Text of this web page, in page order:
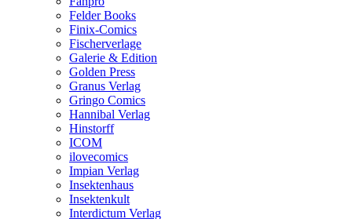
Felder Books
Finix-Comics
Fischerverlage
Galerie & Edition
Golden Press
Granus Verlag
Gringo Comics
Hannibal Verlag
Hinstorff
ICOM
ilovecomics
Impian Verlag
Insektenhaus
Insektenkult
Interdictum Verlag